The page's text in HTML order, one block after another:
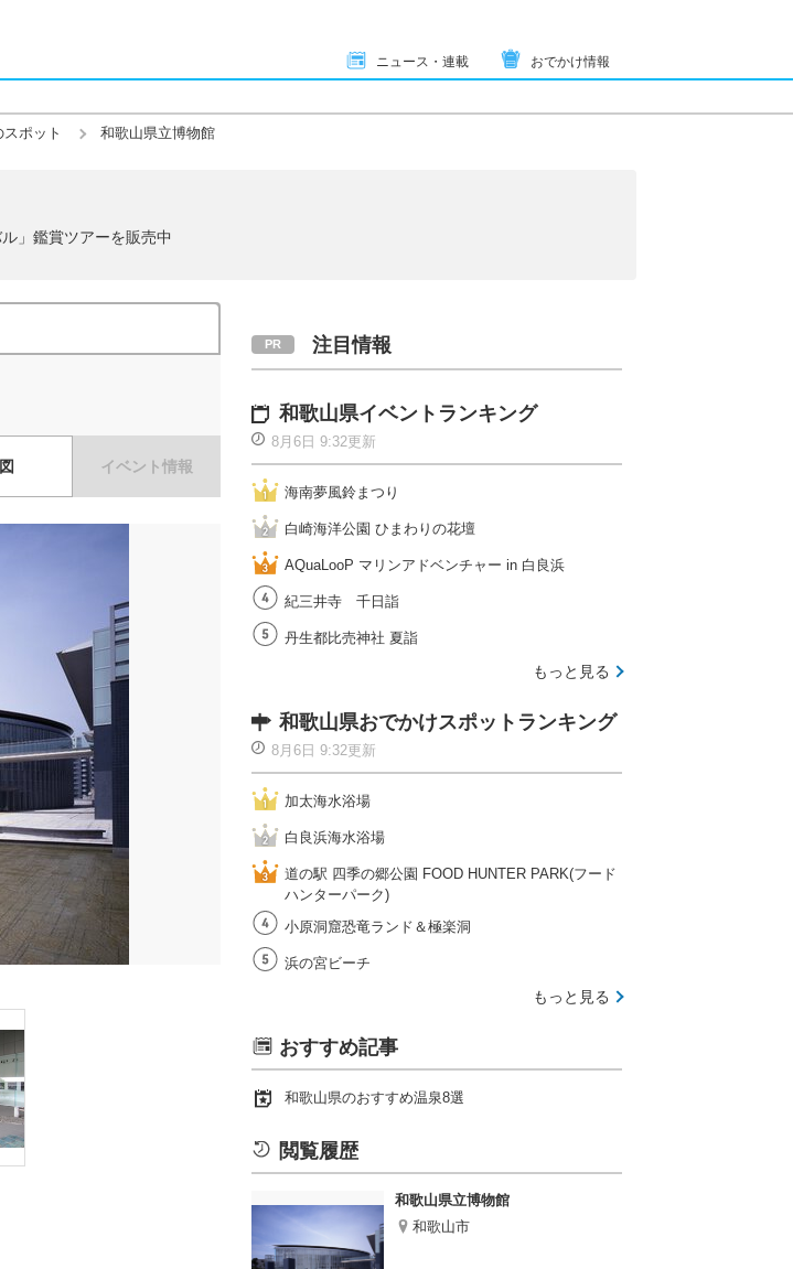
ニュース・連載 おでかけ情報
ポット 和歌山県立博物館
」鑑賞ツアーを販売中
イベント情報
注目情報
和歌山県イベントランキング
8月6日 9:32更新
海南夢風鈴まつり
白崎海洋公園 ひまわりの花壇
AQuaLooP マリンアドベンチャー in 白良浜
紀三井寺 千日詣
丹生都比売神社 夏詣
もっと見る
和歌山県おでかけスポットランキング
8月6日 9:32更新
加太海水浴場
白良浜海水浴場
道の駅 四季の郷公園 FOOD HUNTER PARK(フード
ハンターパーク)
小原洞窟恐竜ランド＆極楽洞
浜の宮ビーチ
もっと見る
おすすめ記事
和歌山県のおすすめ温泉8選
閲覧履歴
和歌山県立博物館
和歌山市